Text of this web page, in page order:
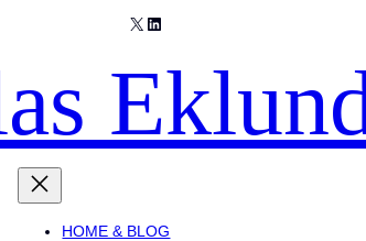
X LinkedIn
HOME & BLOG